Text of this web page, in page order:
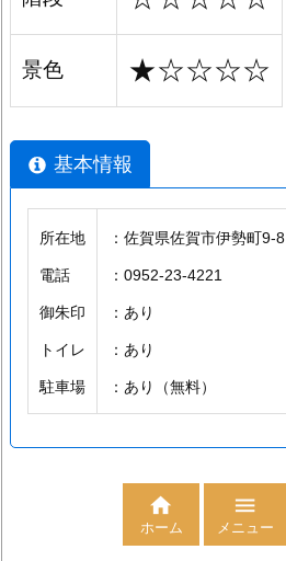
景色 ★☆☆☆☆
基本情報
所在地
電話
御朱印
トイレ
駐車場
：佐賀県佐賀市伊勢町9-8
：0952-23-4221
：あり
：あり
：あり（無料）

ホーム

メニュー